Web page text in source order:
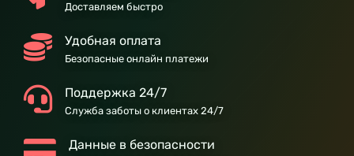
Доставляем быстро
Удобная оплата
Безопасные онлайн платежи
Поддержка 24/7
Служба заботы о клиентах 24/7
Данные в безопасности